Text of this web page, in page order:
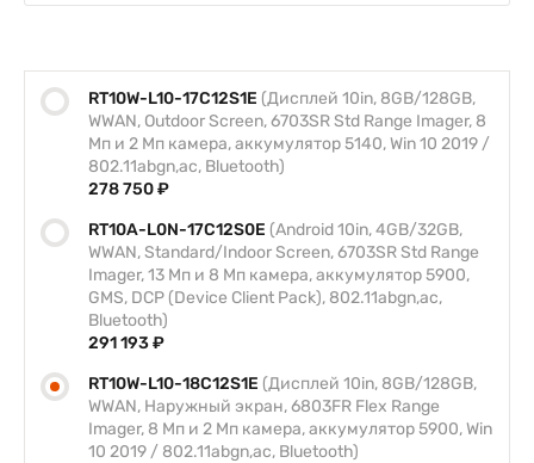
RT10W-L10-17C12S1E (Дисплей 10in, 8GB/128GB,
WWAN, Outdoor Screen, 6703SR Std Range Imager, 8
Мп и 2 Мп камера, аккумулятор 5140, Win 10 2019 /
802.11abgn,ac, Bluetooth)
278 750 ₽
RT10A-L0N-17C12S0E (Android 10in, 4GB/32GB,
WWAN, Standard/Indoor Screen, 6703SR Std Range
Imager, 13 Мп и 8 Мп камера, аккумулятор 5900,
GMS, DCP (Device Client Pack), 802.11abgn,ac,
Bluetooth)
291 193 ₽
RT10W-L10-18C12S1E (Дисплей 10in, 8GB/128GB,
WWAN, Наружный экран, 6803FR Flex Range
Imager, 8 Мп и 2 Мп камера, аккумулятор 5900, Win
10 2019 / 802.11abgn,ac, Bluetooth)